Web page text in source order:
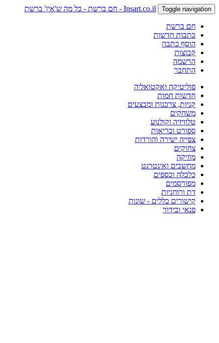
Toggle navigation Insart.co.il - חם ברשת - כל מה ש'אין' ברשת
חם ברשת
כתבות חדשות
הוסף כתבה
קבוצות
הרשמה
התחבר
פוליטיקה ואקטואליה
חדשות חמות
קניות, צרכנות ומבצעים
משחקים
טלוויזיה וקולנוע
ספורט ובריאות
צפייה ישירה והורדות
צחוקים
מוזיקה
מחשבים ואינטרנט
כלכלה וכספים
מפורסמים
דת ורוחניות
קישורים כללים - שונות
פנאי ובידור